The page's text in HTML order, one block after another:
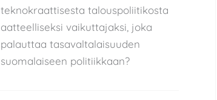
teknokraattisesta talouspoliitikosta
aatteelliseksi vaikuttajaksi, joka
palauttaa tasavaltalaisuuden
suomalaiseen politiikkaan?